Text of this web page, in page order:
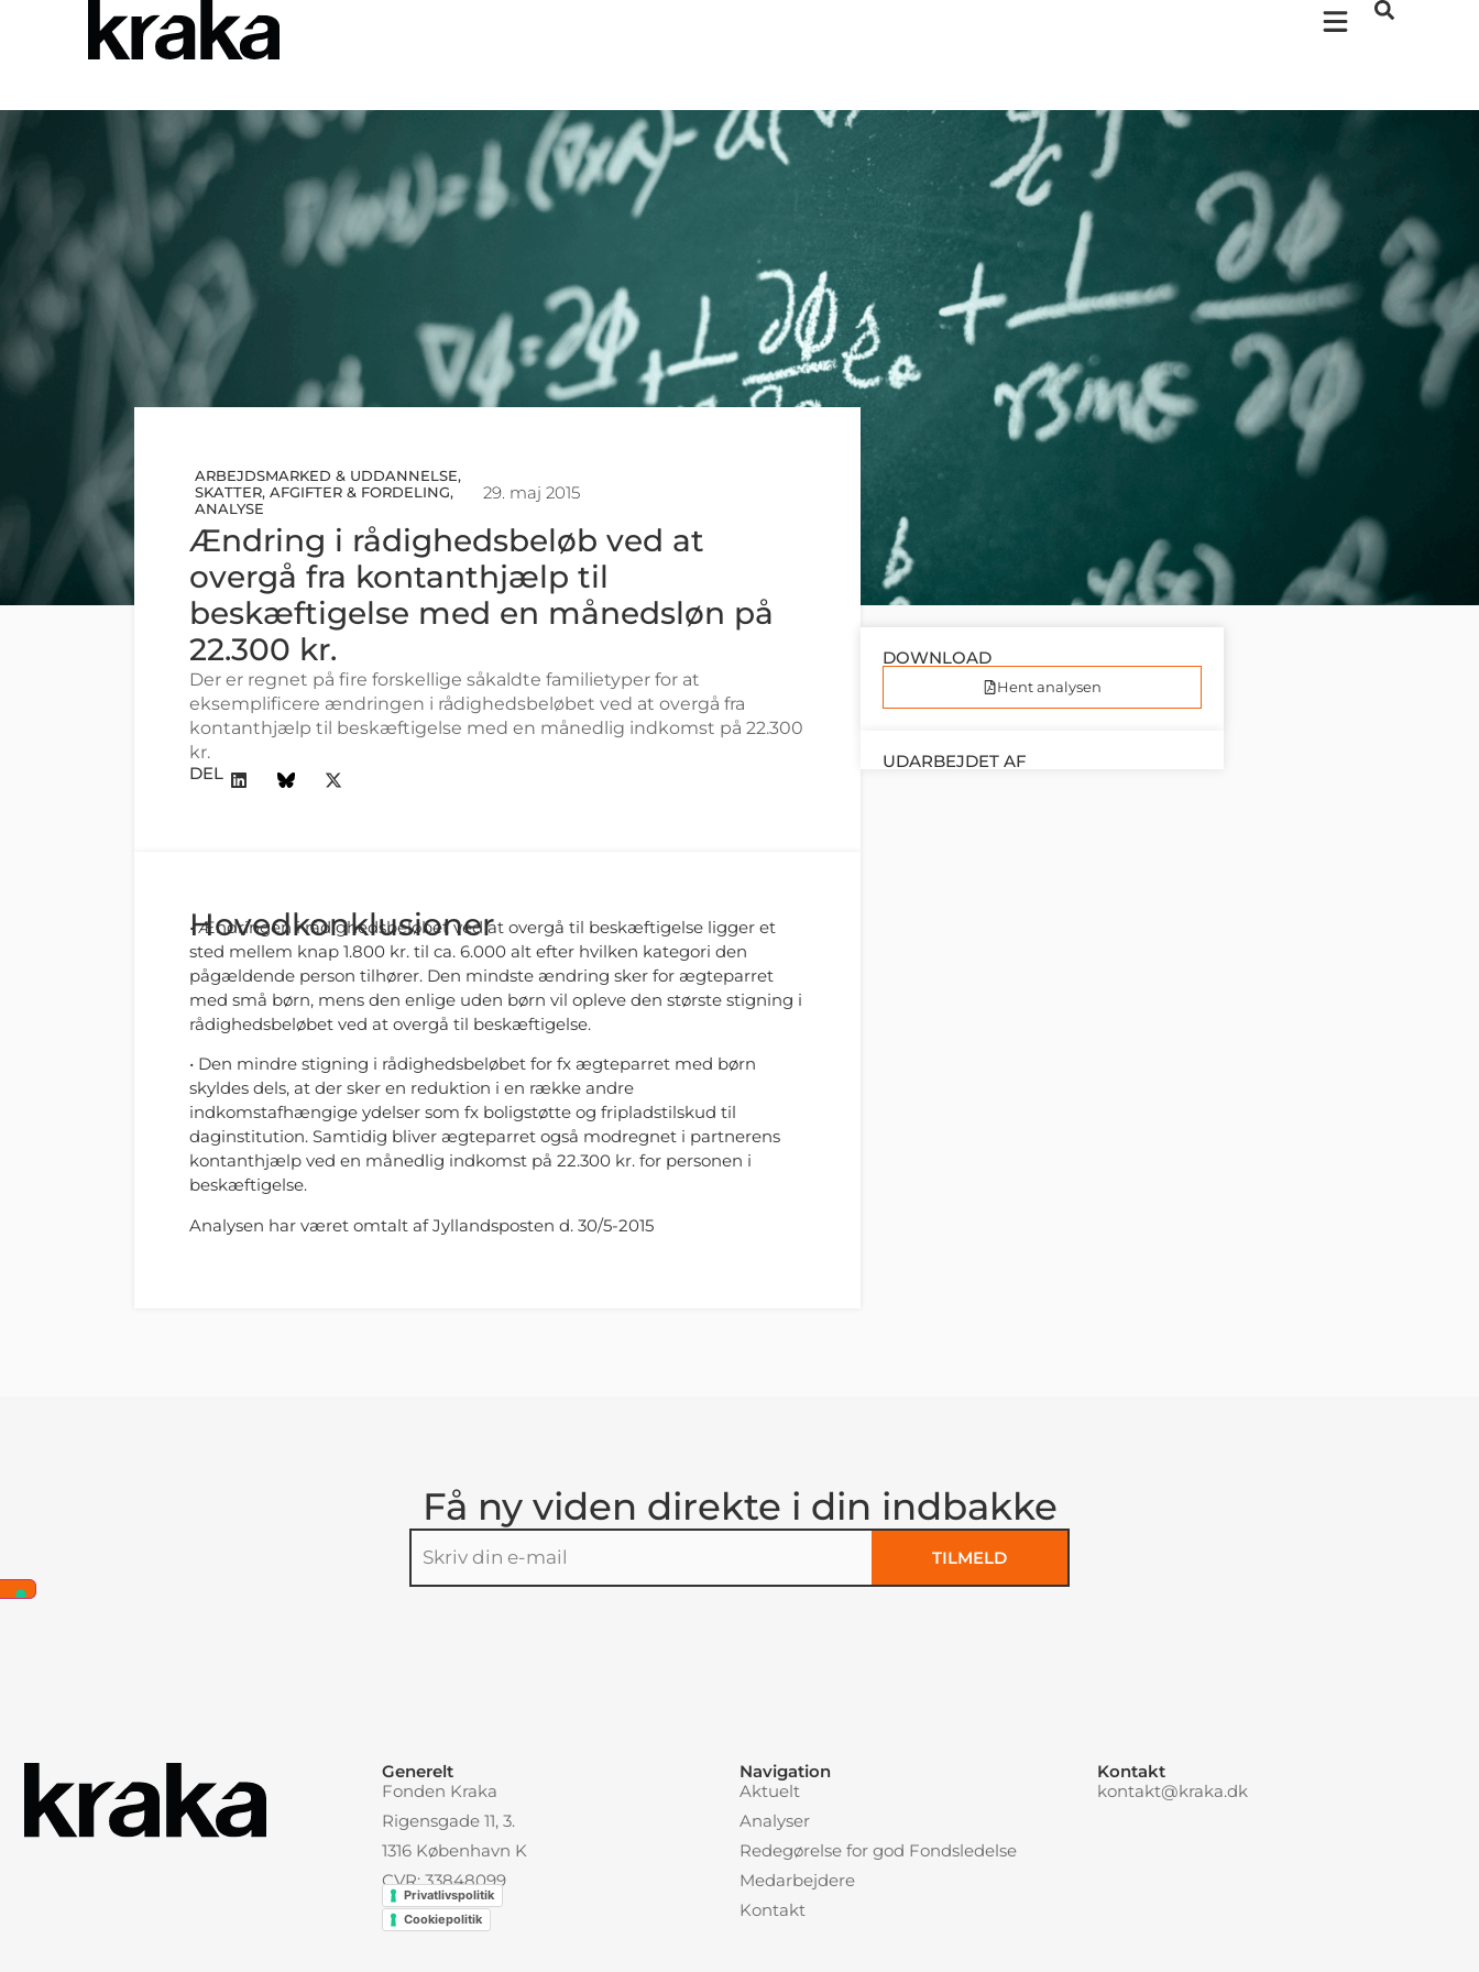
ARBEJDSMARKED & UDDANNELSE,
SKATTER, AFGIFTER & FORDELING,
ANALYSE
29. maj 2015
Ændring i rådighedsbeløb ved at
overgå fra kontanthjælp til
beskæftigelse med en månedsløn på
22.300 kr.
Der er regnet på fire forskellige såkaldte familietyper for at
eksemplificere ændringen i rådighedsbeløbet ved at overgå fra
kontanthjælp til beskæftigelse med en månedlig indkomst på 22.300
kr.
DEL
Hovedkonklusioner
• Ændringen i rådighedsbeløbet ved at overgå til beskæftigelse ligger et
sted mellem knap 1.800 kr. til ca. 6.000 alt efter hvilken kategori den
pågældende person tilhører. Den mindste ændring sker for ægteparret
med små børn, mens den enlige uden børn vil opleve den største stigning i
rådighedsbeløbet ved at overgå til beskæftigelse.
• Den mindre stigning i rådighedsbeløbet for fx ægteparret med børn
skyldes dels, at der sker en reduktion i en række andre
indkomstafhængige ydelser som fx boligstøtte og fripladstilskud til
daginstitution. Samtidig bliver ægteparret også modregnet i partnerens
kontanthjælp ved en månedlig indkomst på 22.300 kr. for personen i
beskæftigelse.
Analysen har været omtalt af Jyllandsposten d. 30/5-2015
DOWNLOAD
Hent analysen
UDARBEJDET AF
Få ny viden direkte i din indbakke
TILMELD
Generelt
Fonden Kraka
Rigensgade 11, 3.
1316 København K
CVR: 33848099
Privatlivspolitik
Cookiepolitik
Navigation
Aktuelt
Analyser
Redegørelse for god Fondsledelse
Medarbejdere
Kontakt
Kontakt
kontakt@kraka.dk